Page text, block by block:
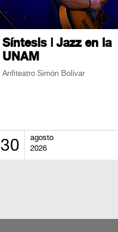
Síntesis | Jazz en la
UNAM
Anfiteatro Simón Bolívar
30
agosto
2026